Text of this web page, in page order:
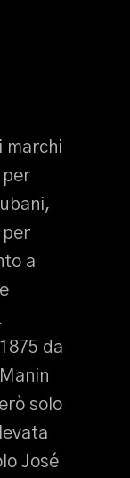
marchi
per
per
a
da
solo
José